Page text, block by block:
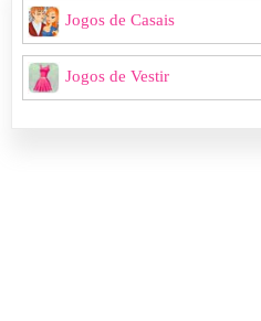
Jogos de Casais
Jogos de Vestir